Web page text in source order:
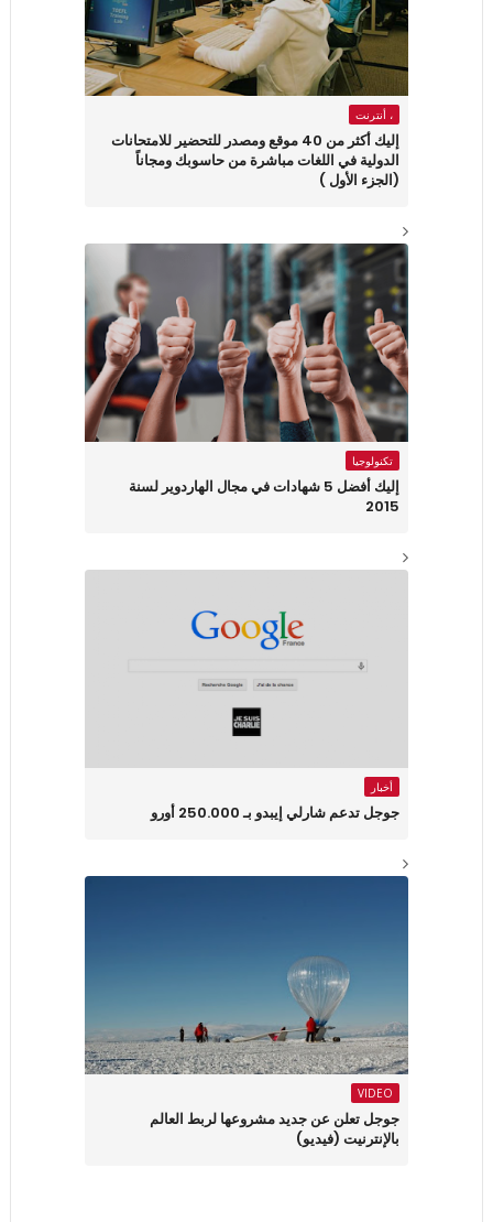
، أنترنت
إليك أكثر من 40 موقع ومصدر للتحضير للامتحانات
الدولية في اللغات مباشرة من حاسوبك ومجاناً
(الجزء الأول )
تكنولوجيا
إليك أفضل 5 شهادات في مجال الهاردوير لسنة
2015
أخبار
جوجل تدعم شارلي إيبدو بـ 250.000 أورو
VIDEO
جوجل تعلن عن جديد مشروعها لربط العالم
بالإنترنيت (فيديو)